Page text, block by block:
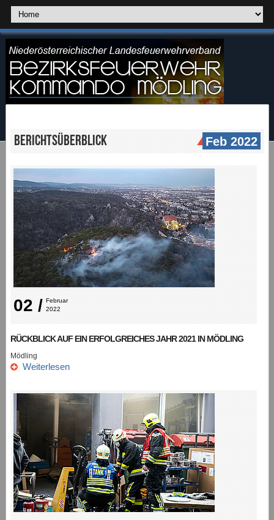
Berichtsüberblick Feb 2022
02 / Februar
2022
RÜCKBLICK AUF EIN ERFOLGREICHES JAHR 2021 IN MÖDLING
Mödling
Weiterlesen